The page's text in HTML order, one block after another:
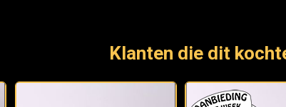
Klanten die dit